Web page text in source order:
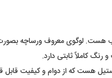
لوگوی معروف ورساچه بصورت
کاملاً ثابتی دارد.
هست که از دوام و کیفیت قابل